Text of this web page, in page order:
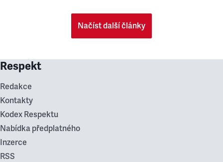
Načíst další články
Respekt
Redakce
Kontakty
Kodex Respektu
Nabídka předplatného
Inzerce
RSS